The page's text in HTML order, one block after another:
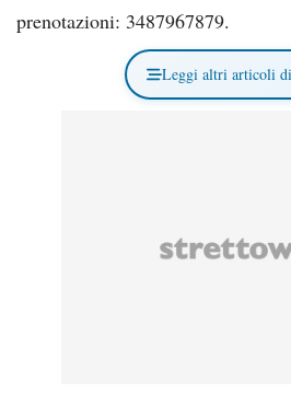
prenotazioni: 3487967879.
Leggi altri articoli di